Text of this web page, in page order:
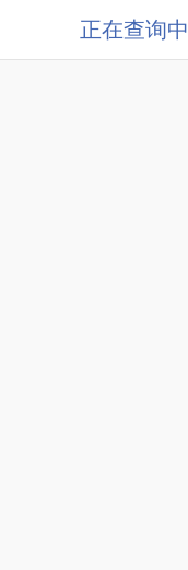
正在查询中